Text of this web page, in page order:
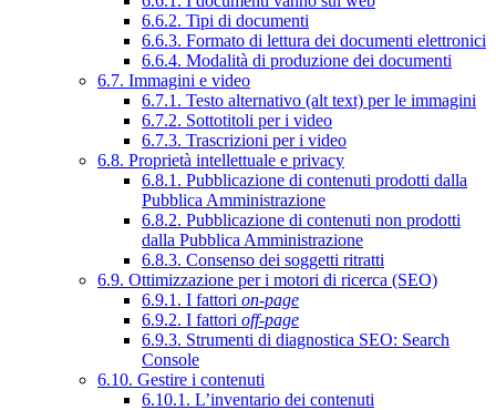
6.6.2. Tipi di documenti
6.6.3. Formato di lettura dei documenti elettronici
6.6.4. Modalità di produzione dei documenti
6.7. Immagini e video
6.7.1. Testo alternativo (alt text) per le immagini
6.7.2. Sottotitoli per i video
6.7.3. Trascrizioni per i video
6.8. Proprietà intellettuale e privacy
6.8.1. Pubblicazione di contenuti prodotti dalla
Pubblica Amministrazione
6.8.2. Pubblicazione di contenuti non prodotti
dalla Pubblica Amministrazione
6.8.3. Consenso dei soggetti ritratti
6.9. Ottimizzazione per i motori di ricerca (SEO)
6.9.1. I fattori on-page
6.9.2. I fattori off-page
6.9.3. Strumenti di diagnostica SEO: Search
Console
6.10. Gestire i contenuti
6.10.1. L’inventario dei contenuti